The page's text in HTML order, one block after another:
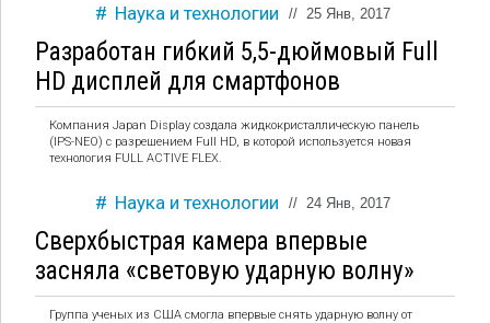
Наука и технологии // 25 Янв, 2017
Разработан гибкий 5,5-дюймовый Full
HD дисплей для смартфонов
Компания Japan Display создала жидкокристаллическую панель
(IPS-NEO) с разрешением Full HD, в которой используется новая
технология FULL ACTIVE FLEX.
Наука и технологии // 24 Янв, 2017
Сверхбыстрая камера впервые
засняла «световую ударную волну»
Группа ученых из США смогла впервые снять ударную волну от